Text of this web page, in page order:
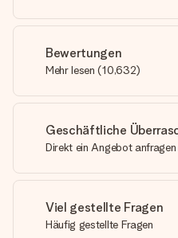
Bewertungen
Mehr lesen (10,632)
Geschäftliche
Direkt ein Angebot anfragen
Viel gestellte Fragen
Häufig gestellte Fragen